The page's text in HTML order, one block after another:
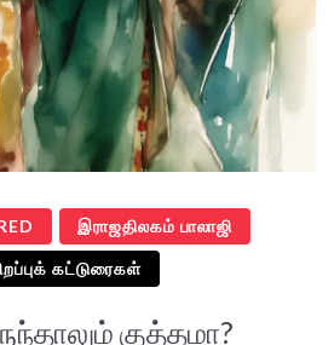
இராஜதிலகம் பாலாஜி
கட்டுரைகள்
குத்தமா?